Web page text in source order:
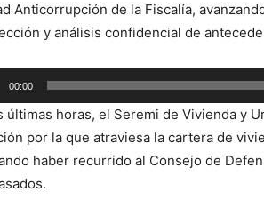
Anticorrupción de la Fiscalía,
y análisis confidencial de
00:00
últimas horas, el Seremi de Vivienda y
por la que atraviesa la cartera de
haber recurrido al Consejo de